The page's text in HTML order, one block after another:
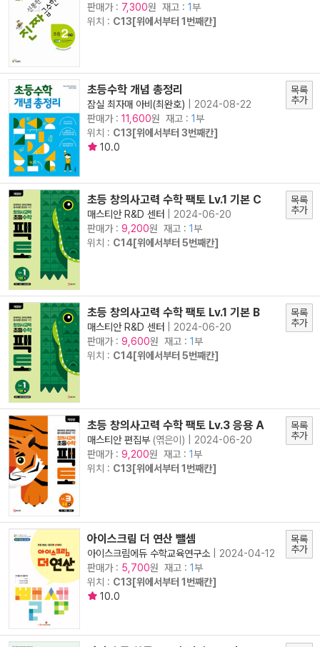
판매가 : 7,300원 재고 : 1부
위치 : C13[위에서부터 1번째칸]
초등수학 개념 총정리
잠실 최자매 아비(최완호)
2024-08-22
판매가 : 11,600원 재고 : 1부
위치 : C13[위에서부터 3번째칸]
10.0
목록
추가
초등 창의사고력 수학 팩토 Lv.1 기본 C
매스티안 R&D 센터
2024-06-20
판매가 : 9,200원 재고 : 1부
위치 : C14[위에서부터 5번째칸]
목록
추가
초등 창의사고력 수학 팩토 Lv.1 기본 B
매스티안 R&D 센터
2024-06-20
판매가 : 9,600원 재고 : 1부
위치 : C14[위에서부터 5번째칸]
목록
추가
초등 창의사고력 수학 팩토 Lv.3 응용 A
매스티안 편집부(엮은이) | 2024-06-20
판매가 : 9,200원 재고 : 1부
위치 : C13[위에서부터 1번째칸]
목록
추가
아이스크림 더 연산 뺄셈
아이스크림에듀 수학교육연구소
2024-04-12
판매가 : 5,700원 재고 : 1부
위치 : C13[위에서부터 1번째칸]
10.0
목록
추가